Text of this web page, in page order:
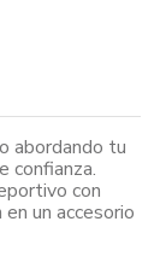
abordando tu
confianza.
con
un accesorio